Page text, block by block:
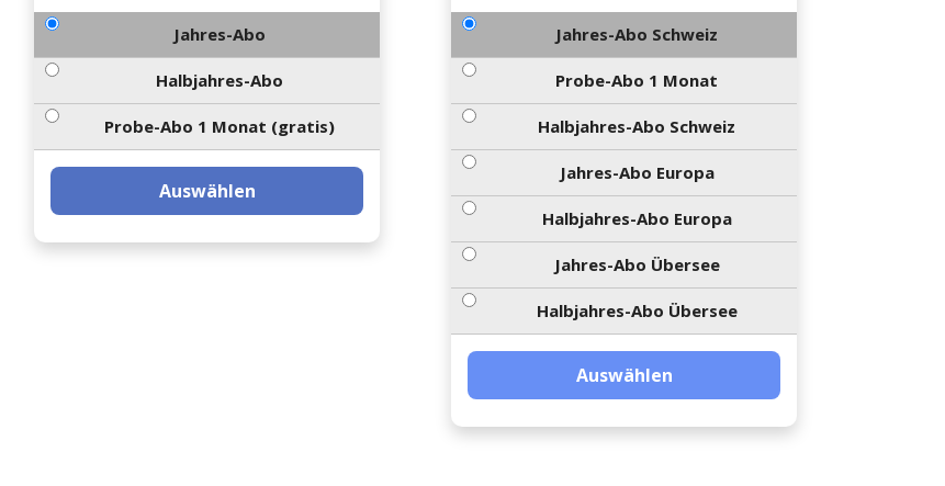
Jahres-Abo
Halbjahres-Abo
Probe-Abo 1 Monat (gratis)
Auswählen
Jahres-Abo Schweiz
Probe-Abo 1 Monat
Halbjahres-Abo Schweiz
Jahres-Abo Europa
Halbjahres-Abo Europa
Jahres-Abo Übersee
Halbjahres-Abo Übersee
Auswählen